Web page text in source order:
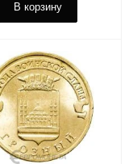
В корзину